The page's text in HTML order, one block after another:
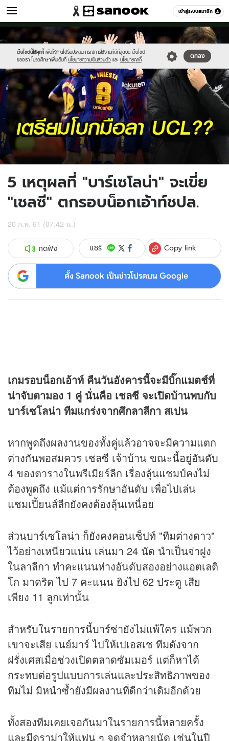
เข้าสู่ระบบสมาชิก
กีฬา หมวดอื่นๆ
เว็บไซต์นี้ใช้คุกกี้ เพื่อให้ท่านได้รับประสบการณ์การใช้งานที่ดีที่สุดบน เว็บไซต์
ของเรา โปรดศึกษาเพิ่มเติมที่ นโยบายความเป็นส่วนตัว และ นโยบายคุกกี้
ตกลง
Sanook
//s.isanook.com/sr/0/images/logo-
new-
sanook.png
600
60
//s.isanook.com/sp/0/ud/134/674157/36963.jpg
5 เหตุผลที่ "บาร์เซโลน่า" จะเขี่ย
"เชลซี" ตกรอบน็อกเอ้าท์ชปล.
20 ก.พ. 61 (07:42 น.)
กดฟัง แชร์ Copy link
ตั้ง Sanook เป็นข่าวโปรดบน Google
เกมรอบน็อกเอ้าท์ คืนวันอังคารนี้จะมีบิ๊กแมตช์ที่
น่าจับตามอง 1 คู่ นั่นคือ เชลซี จะเปิดบ้านพบกับ
บาร์เซโลน่า ทีมแกร่งจากศึกลาลีกา สเปน
หากพูดถึงผลงานของทั้งคู่แล้วอาจจะมีความแตก
ต่างกันพอสมควร เชลซี เจ้าบ้าน ขณะนี้อยู่อันดับ
4 ของตารางในพรีเมียร์ลีก เรื่องลุ้นแชมป์คงไม่
ต้องพูดถึง แม้แต่การรักษาอันดับ เพื่อไปเล่น
แชมเปี้ยนส์ลีกยังคงต้องลุ้นเหนื่อย
ส่วนบาร์เซโลน่า ก็ยังคงคอนเซ็ปท์ "ทีมต่างดาว"
ไว้อย่างเหนียวแน่น เล่นมา 24 นัด นำเป็นจ่าฝูง
ในลาลีกา ทำคะแนนห่างอันดับสองอย่างแอตเลติ
โก มาดริด ไป 7 คะแนน ยิงไป 62 ประตู เสีย
เพียง 11 ลูกเท่านั้น
สำหรับในรายการนี้บาร์ซ่ายังไม่แพ้ใคร แม้พวก
เขาจะเสีย เนย์มาร์ ไปให้เปเอสเช ทีมดังจาก
ฝรั่งเศสเมื่อช่วงเปิดตลาดซัมเมอร์ แต่ก็หาได้
กระทบต่อรูปแบบการเล่นและประสิทธิภาพของ
ทีมไม่ มิหนำซ้ำยังมีผลงานที่ดีกว่าเดิมอีกด้วย
ทั้งสองทีมเคยเจอกันมาในรายการนี้หลายครั้ง
และมีดราม่าให้แฟน ๆ จดจำหลายนัด เช่นในปี